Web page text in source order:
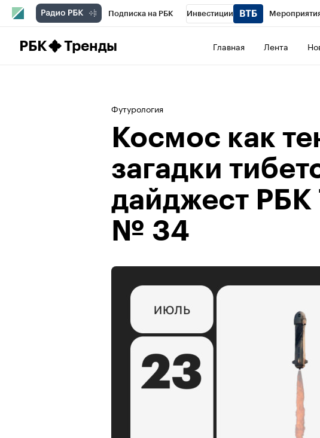
Подписка на РБК Инвестиции
РБК Тренды Главная Лента
Футурология
Космос как
загадки
дайджест РБК
№ 34